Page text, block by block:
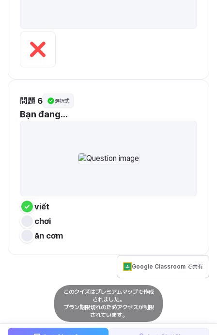
問題 6 選択式
Bạn đang...
viết
chơi
ăn cơm
Google Classroom で共有
このクイズはプレミアムマップで作成
されました。
プラン期限切れのためアクセスが制限
されています。